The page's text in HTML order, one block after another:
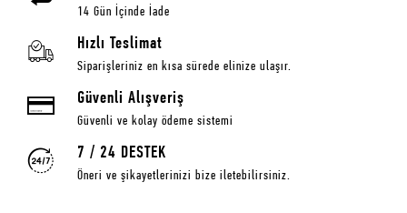
14 Gün İçinde İade
Hızlı Teslimat
Siparişleriniz en kısa sürede elinize ulaşır.
Güvenli Alışveriş
Güvenli ve kolay ödeme sistemi
7 / 24 DESTEK
Öneri ve şikayetlerinizi bize iletebilirsiniz.